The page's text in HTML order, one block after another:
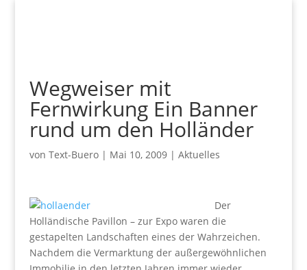
Wegweiser mit
Fernwirkung Ein Banner
rund um den Holländer
von Text-Buero| Mai 10, 2009| Aktuelles
Der
Holländische Pavillon – zur Expo waren die
gestapelten Landschaften eines der Wahrzeichen.
Nachdem die Vermarktung der außergewöhnlichen